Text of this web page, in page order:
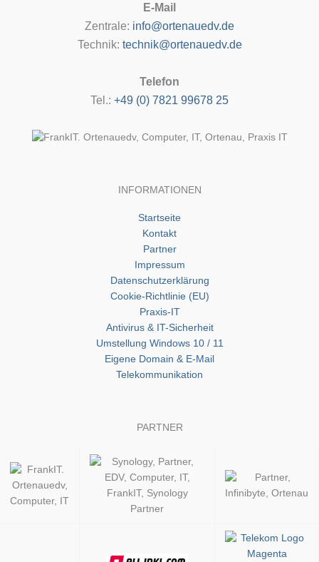
E-Mail
Zentrale: info@ortenauedv.de
Technik: technik@ortenauedv.de
Telefon
Tel.: +49 (0) 7821 99678 25
INFORMATIONEN
Startseite
Kontakt
Partner
Impressum
Datenschutzerklärung
Cookie-Richtlinie (EU)
Praxis-IT
Antivirus & IT-Sicherheit
Umstellung Windows 10 / 11
Eigene Domain & E-Mail
Telekommunikation
PARTNER